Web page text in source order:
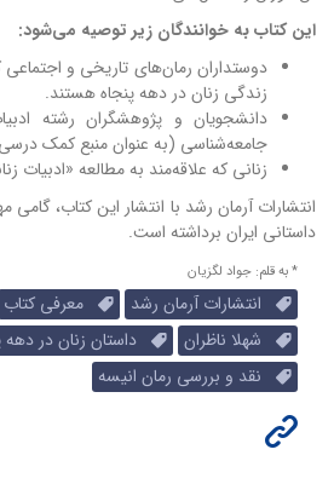
این کتاب به خوانندگان زیر توصیه می‌شود:
دوستداران رمان‌های تاریخی و
زندگی زنان در دهه پنجاه هستند.
دانشجویان و پژوهشگران رشته
جامعه‌شناسی (به عنوان منبع کمک
زنانی که علاقه‌مند به مطالعه
انتشارات آرمان رشد با انتشار این کتاب،
داستانی ایران برداشته است.
* به قلم: جواد لگزیان
انتشارات آرمان رشد معرفی کتاب
شهلا ناظران
داستان زنان در دهه
نقد و بررسی رمان انیسه